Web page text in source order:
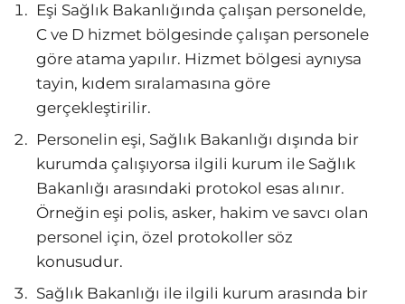
Eşi Sağlık Bakanlığında çalışan personelde,
C ve D hizmet bölgesinde çalışan personele
göre atama yapılır. Hizmet bölgesi aynıysa
tayin, kıdem sıralamasına göre
gerçekleştirilir.
Personelin eşi, Sağlık Bakanlığı dışında bir
kurumda çalışıyorsa ilgili kurum ile Sağlık
Bakanlığı arasındaki protokol esas alınır.
Örneğin eşi polis, asker, hakim ve savcı olan
personel için, özel protokoller söz
konusudur.
Sağlık Bakanlığı ile ilgili kurum arasında bir